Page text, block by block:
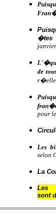
�tes
de
pour
Les
selon
La
Les
sont